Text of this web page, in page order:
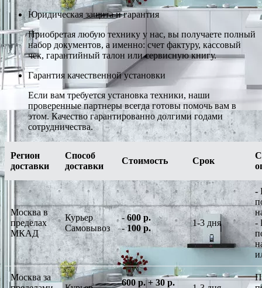
Юридическая защита и гарантия
Приобретая любую технику у нас, вы получаете полный
набор документов, а именно: счет фактуру, кассовый
чек, гарантийный талон или сервисную книгу.
Гарантия качественной установки
Если вам требуется установка техники, наши
проверенные партнеры всегда готовы помочь вам в
этом. Качество гарантированно долгими годами
сотрудничества.
Регион
доставки
Способ
доставки
Стоимость Срок
Москва в
пределах
МКАД
Курьер
Самовывоз
-600 р.
-100 р.
1-3 дня
-
-
Москва за
600 р. + 30 р.